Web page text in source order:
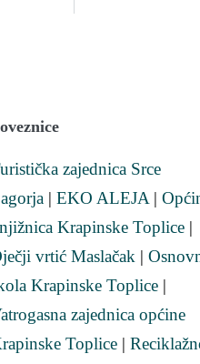
zajednica Srce
| EKO ALEJA |
Krapinske Toplice |
vrtić Maslačak |
Krapinske Toplice |
zajednica općine
Toplice |